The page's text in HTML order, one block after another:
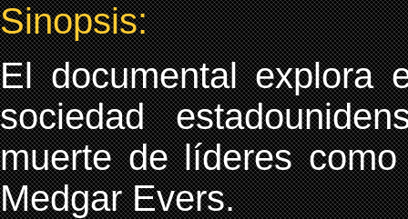
Sinopsis:
El documental explora
sociedad
muerte de líderes
Medgar Evers.